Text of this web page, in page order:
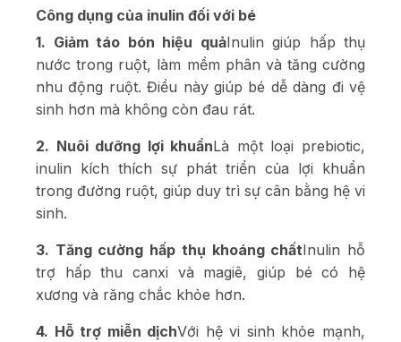
Công dụng của inulin đối với bé
1. Giảm táo bón hiệu quảInulin giúp hấp thụ
nước trong ruột, làm mềm phân và tăng cường
nhu động ruột. Điều này giúp bé dễ dàng đi vệ
sinh hơn mà không còn đau rát.
2. Nuôi dưỡng lợi khuẩnLà một loại prebiotic,
inulin kích thích sự phát triển của lợi khuẩn
trong đường ruột, giúp duy trì sự cân bằng hệ vi
sinh.
3. Tăng cường hấp thụ khoáng chấtInulin hỗ
trợ hấp thu canxi và magiê, giúp bé có hệ
xương và răng chắc khỏe hơn.
4. Hỗ trợ miễn dịchVới hệ vi sinh khỏe mạnh,